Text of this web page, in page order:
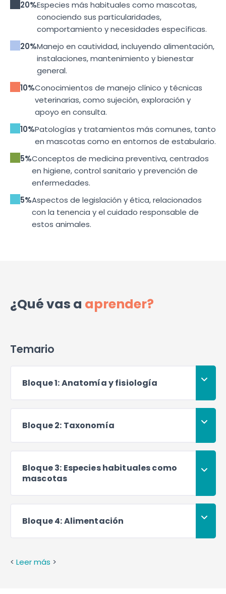
20%Especies más habituales como mascotas,
conociendo sus particularidades,
comportamiento y necesidades específicas.
20%Manejo en cautividad, incluyendo alimentación,
instalaciones, mantenimiento y bienestar
general.
10%Conocimientos de manejo clínico y técnicas
veterinarias, como sujeción, exploración y
apoyo en consulta.
10%Patologías y tratamientos más comunes, tanto
en mascotas como en entornos de estabulario.
5%Conceptos de medicina preventiva, centrados
en higiene, control sanitario y prevención de
enfermedades.
5%Aspectos de legislación y ética, relacionados
con la tenencia y el cuidado responsable de
estos animales.
¿Qué vas a aprender?
Temario
Bloque 1: Anatomía y fisiología
Bloque 2: Taxonomía
Bloque 3: Especies habituales como
mascotas
Bloque 4: Alimentación
< Leer más >